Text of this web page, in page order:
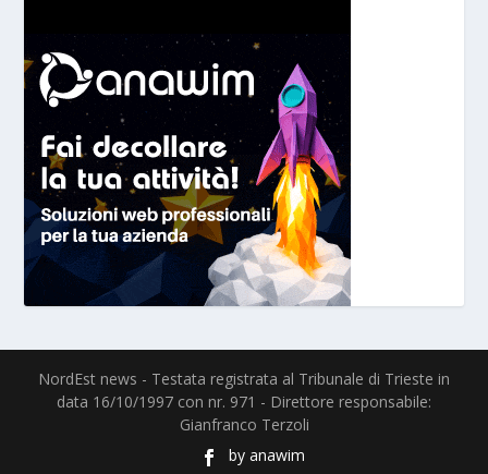
NordEst news - Testata registrata al Tribunale di Trieste in
data 16/10/1997 con nr. 971 - Direttore responsabile:
Gianfranco Terzoli
by anawim